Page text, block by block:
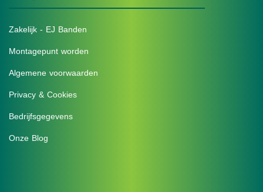
Zakelijk - EJ Banden
Montagepunt worden
Algemene voorwaarden
Privacy & Cookies
Bedrijfsgegevens
Onze Blog